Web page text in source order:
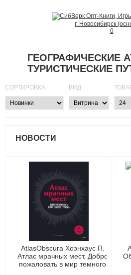
г. Новосибирск
0
ГЕОГРАФИЧЕСКИЕ
ТУРИСТИЧЕСКИЕ
СОРТИРОВКА ВИД
НОВОСТИ
AtlasObscura Хоэнхаус П.
Атлас мрачных мест. Добро
пожаловать в мир темного